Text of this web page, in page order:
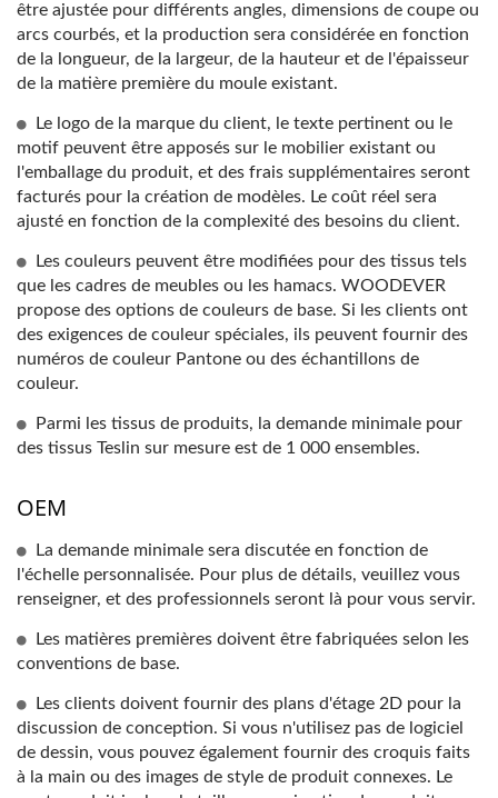
être ajustée pour différents angles, dimensions de coupe ou
arcs courbés, et la production sera considérée en fonction
de la longueur, de la largeur, de la hauteur et de l'épaisseur
de la matière première du moule existant.
Le logo de la marque du client, le texte pertinent ou le
motif peuvent être apposés sur le mobilier existant ou
l'emballage du produit, et des frais supplémentaires seront
facturés pour la création de modèles. Le coût réel sera
ajusté en fonction de la complexité des besoins du client.
Les couleurs peuvent être modifiées pour des tissus tels
que les cadres de meubles ou les hamacs. WOODEVER
propose des options de couleurs de base. Si les clients ont
des exigences de couleur spéciales, ils peuvent fournir des
numéros de couleur Pantone ou des échantillons de
couleur.
Parmi les tissus de produits, la demande minimale pour
des tissus Teslin sur mesure est de 1 000 ensembles.
OEM
La demande minimale sera discutée en fonction de
l'échelle personnalisée. Pour plus de détails, veuillez vous
renseigner, et des professionnels seront là pour vous servir.
Les matières premières doivent être fabriquées selon les
conventions de base.
Les clients doivent fournir des plans d'étage 2D pour la
discussion de conception. Si vous n'utilisez pas de logiciel
de dessin, vous pouvez également fournir des croquis faits
à la main ou des images de style de produit connexes. Le